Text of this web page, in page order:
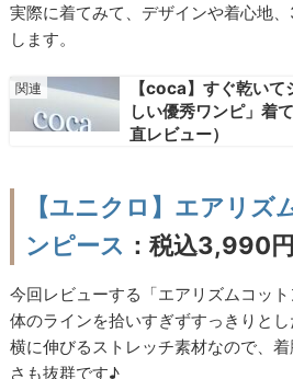
実際に着てみて、デザインや着心地
します。
【coca】すぐ乾い
しい優秀ワンピ」着
直レビュー）
【ユニクロ】エアリズ
ンピース ：税込3,990円
今回レビューする「エアリズムコット
体のラインを拾いすぎずすっきりと
横に伸びるストレッチ素材なので、
さも抜群です♪